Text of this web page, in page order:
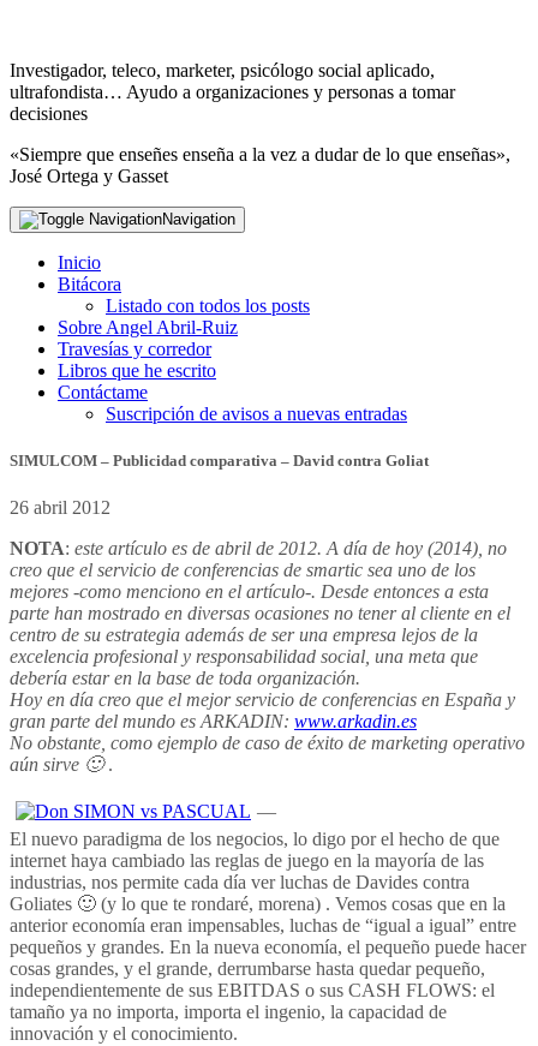
Investigador, teleco, marketer, psicólogo social aplicado,
ultrafondista… Ayudo a organizaciones y personas a tomar
decisiones
«Siempre que enseñes enseña a la vez a dudar de lo que enseñas»,
José Ortega y Gasset
Navigation
Inicio
Bitácora
Listado con todos los posts
Sobre Angel Abril-Ruiz
Travesías y corredor
Libros que he escrito
Contáctame
Suscripción de avisos a nuevas entradas
SIMULCOM – Publicidad comparativa – David contra Goliat
26 abril 2012
NOTA: este artículo es de abril de 2012. A día de hoy (2014), no
creo que el servicio de conferencias de smartic sea uno de los
mejores -como menciono en el artículo-. Desde entonces a esta
parte han mostrado en diversas ocasiones no tener al cliente en el
centro de su estrategia además de ser una empresa lejos de la
excelencia profesional y responsabilidad social, una meta que
debería estar en la base de toda organización.
Hoy en día creo que el mejor servicio de conferencias en España y
gran parte del mundo es ARKADIN: www.arkadin.es
No obstante, como ejemplo de caso de éxito de marketing operativo
aún sirve 🙂.
—
El nuevo paradigma de los negocios, lo digo por el hecho de que
internet haya cambiado las reglas de juego en la mayoría de las
industrias, nos permite cada día ver luchas de Davides contra
Goliates 🙂 (y lo que te rondaré, morena) . Vemos cosas que en la
anterior economía eran impensables, luchas de “igual a igual” entre
pequeños y grandes. En la nueva economía, el pequeño puede hacer
cosas grandes, y el grande, derrumbarse hasta quedar pequeño,
independientemente de sus EBITDAS o sus CASH FLOWS: el
tamaño ya no importa, importa el ingenio, la capacidad de
innovación y el conocimiento.